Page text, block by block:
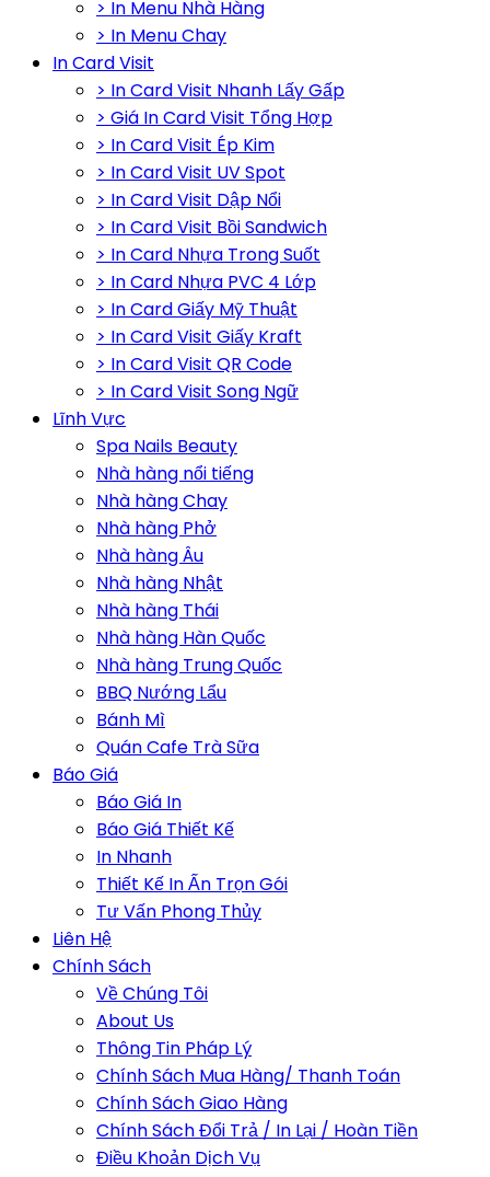
> In Menu Nhà Hàng
> In Menu Chay
In Card Visit
> In Card Visit Nhanh Lấy Gấp
> Giá In Card Visit Tổng Hợp
> In Card Visit Ép Kim
> In Card Visit UV Spot
> In Card Visit Dập Nổi
> In Card Visit Bồi Sandwich
> In Card Nhựa Trong Suốt
> In Card Nhựa PVC 4 Lớp
> In Card Giấy Mỹ Thuật
> In Card Visit Giấy Kraft
> In Card Visit QR Code
> In Card Visit Song Ngữ
Lĩnh Vực
Spa Nails Beauty
Nhà hàng nổi tiếng
Nhà hàng Chay
Nhà hàng Phở
Nhà hàng Âu
Nhà hàng Nhật
Nhà hàng Thái
Nhà hàng Hàn Quốc
Nhà hàng Trung Quốc
BBQ Nướng Lẩu
Bánh Mì
Quán Cafe Trà Sữa
Báo Giá
Báo Giá In
Báo Giá Thiết Kế
In Nhanh
Thiết Kế In Ấn Trọn Gói
Tư Vấn Phong Thủy
Liên Hệ
Chính Sách
Về Chúng Tôi
About Us
Thông Tin Pháp Lý
Chính Sách Mua Hàng/ Thanh Toán
Chính Sách Giao Hàng
Chính Sách Đổi Trả / In Lại / Hoàn Tiền
Điều Khoản Dịch Vụ